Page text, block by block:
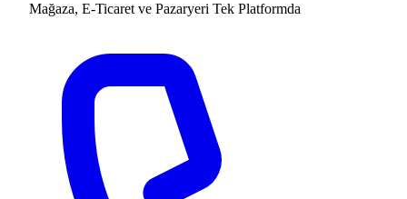
Mağaza, E-Ticaret ve Pazaryeri Tek Platformda